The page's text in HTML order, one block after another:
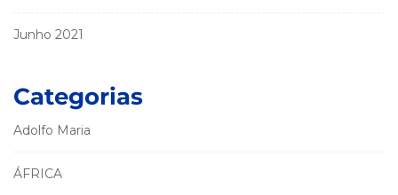
Junho 2021
Categorias
Adolfo Maria
ÁFRICA